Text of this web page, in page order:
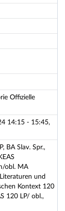
Offizielle
14:15 - 15:45,
BA Slav. Spr.,
obl. MA
und
Kontext 120
120 LP/ obl.,